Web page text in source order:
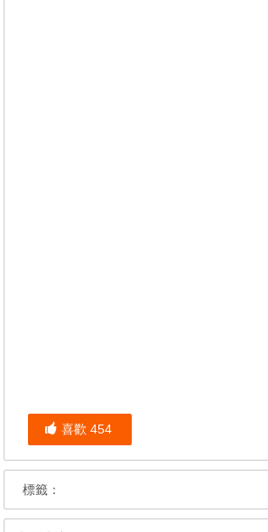
喜歡 454
標籤：